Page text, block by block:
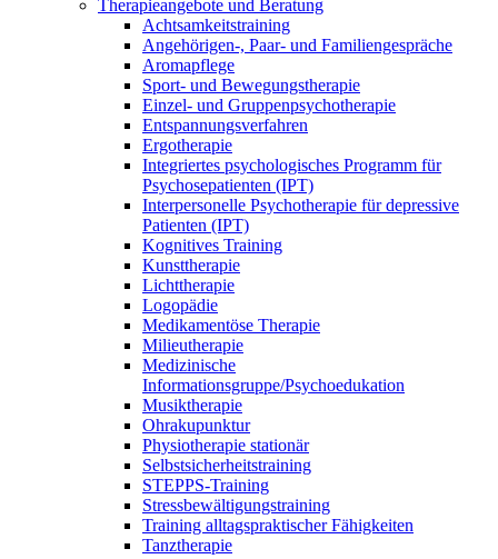
Therapieangebote und Beratung
Achtsamkeitstraining
Angehörigen-, Paar- und Familiengespräche
Aromapflege
Sport- und Bewegungstherapie
Einzel- und Gruppenpsychotherapie
Entspannungsverfahren
Ergotherapie
Integriertes psychologisches Programm für
Psychosepatienten (IPT)
Interpersonelle Psychotherapie für depressive
Patienten (IPT)
Kognitives Training
Kunsttherapie
Lichttherapie
Logopädie
Medikamentöse Therapie
Milieutherapie
Medizinische
Informationsgruppe/Psychoedukation
Musiktherapie
Ohrakupunktur
Physiotherapie stationär
Selbstsicherheitstraining
STEPPS-Training
Stressbewältigungstraining
Training alltagspraktischer Fähigkeiten
Tanztherapie